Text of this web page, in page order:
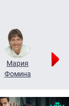
Мария
Фомина